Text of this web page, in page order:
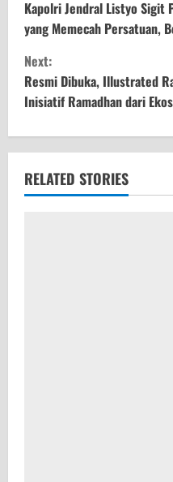
o
n
t
i
n
u
Kapolri Jendral Listyo Sigit
yang Memecah Persatuan,
Next:
Resmi Dibuka, Illustrated
Inisiatif Ramadhan dari
RELATED STORIES